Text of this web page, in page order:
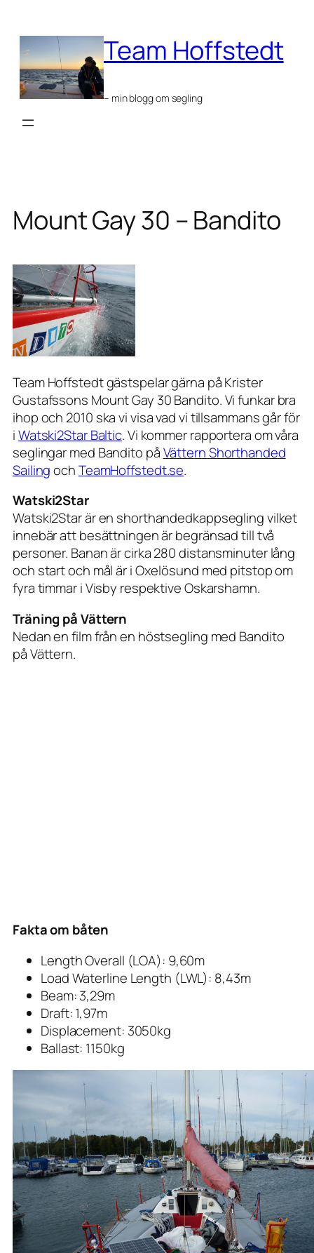
content
Team Hoffstedt
– min blogg om segling
Mount Gay 30 – Bandito
Team Hoffstedt gästspelar gärna på Krister
Gustafssons Mount Gay 30 Bandito. Vi funkar bra
ihop och 2010 ska vi visa vad vi tillsammans går för
iWatski2Star Baltic. Vi kommer rapportera om våra
seglingar med Bandito påVättern Shorthanded
SailingochTeamHoffstedt.se.
Watski2Star
Watski2Star är en shorthandedkappsegling vilket
innebär att besättningen är begränsad till två
personer. Banan är cirka 280 distansminuter lång
och start och mål är i Oxelösund med pitstop om
fyra timmar i Visby respektive Oskarshamn.
Träning på Vättern
Nedan en film från en höstsegling med Bandito
på Vättern.
Fakta om båten
Length Overall (LOA): 9,60m
Load Waterline Length (LWL): 8,43m
Beam: 3,29m
Draft: 1,97m
Displacement: 3050kg
Ballast: 1150kg